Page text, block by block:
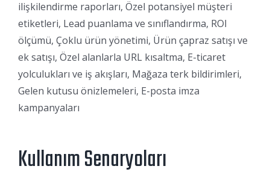
ilişkilendirme raporları, Özel potansiyel müşteri
etiketleri, Lead puanlama ve sınıflandırma, ROI
ölçümü, Çoklu ürün yönetimi, Ürün çapraz satışı ve
ek satışı, Özel alanlarla URL kısaltma, E-ticaret
yolculukları ve iş akışları, Mağaza terk bildirimleri,
Gelen kutusu önizlemeleri, E-posta imza
kampanyaları
Kullanım Senaryoları